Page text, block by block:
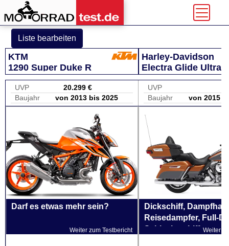
Liste bearbeiten
KTM
1290 Super Duke R
Harley-Davidson
Electra Glide Ultra
FLHTCU
UVP
20.299 €
Baujahr
von 2013 bis 2025
UVP
Baujahr
von 2015
Darf es etwas mehr sein?
Weiter zum Testbericht
Dickschiff,
Reisedampfer, Full-
Schlachtschiff etc.
Weiter